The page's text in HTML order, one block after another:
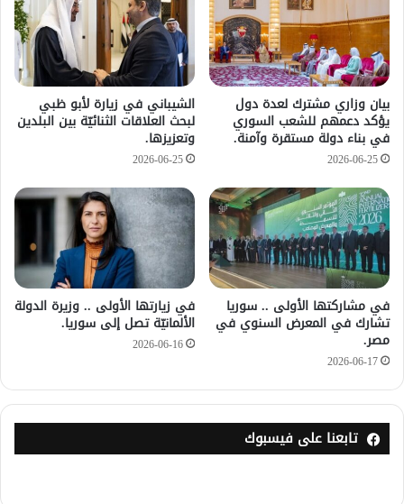
بيان وزاري مشترك لعدة دول
يؤكد دعمهم للشعب السوري
في بناء دولة مستقرة وآمنة.
2026-06-25
الشيباني في زيارة لأبو ظبي
لبحث العلاقات الثنائيّة بين البلدين
وتعزيزها.
2026-06-25
في مشاركتها الأولى .. سوريا
تشارك في المعرض السنوي في
مصر.
2026-06-17
في زيارتها الأولى .. وزيرة الدولة
الألمانيّة تصل إلى سوريا.
2026-06-16
تابعنا على فيسبوك